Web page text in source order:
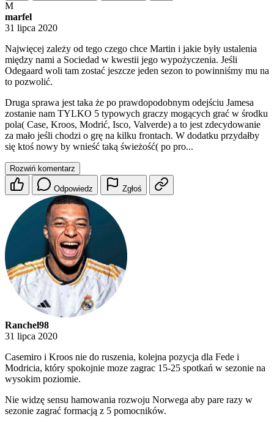
M
marfel
31 lipca 2020
Najwięcej zależy od tego czego chce Martin i jakie były ustalenia
między nami a Sociedad w kwestii jego wypożyczenia. Jeśli
Odegaard woli tam zostać jeszcze jeden sezon to powinniśmy mu na
to pozwolić.
Druga sprawa jest taka że po prawdopodobnym odejściu Jamesa
zostanie nam TYLKO 5 typowych graczy mogących grać w środku
pola( Case, Kroos, Modrić, Isco, Valverde) a to jest zdecydowanie
za mało jeśli chodzi o grę na kilku frontach. W dodatku przydałby
się ktoś nowy by wnieść taką świeżość( po pro...
Rozwiń komentarz
Odpowiedz Zgłoś
Ranchel98
31 lipca 2020
Casemiro i Kroos nie do ruszenia, kolejna pozycja dla Fede i
Modricia, który spokojnie moze zagrac 15-25 spotkań w sezonie na
wysokim poziomie.
Nie widzę sensu hamowania rozwoju Norwega aby pare razy w
sezonie zagrać formacją z 5 pomocników.